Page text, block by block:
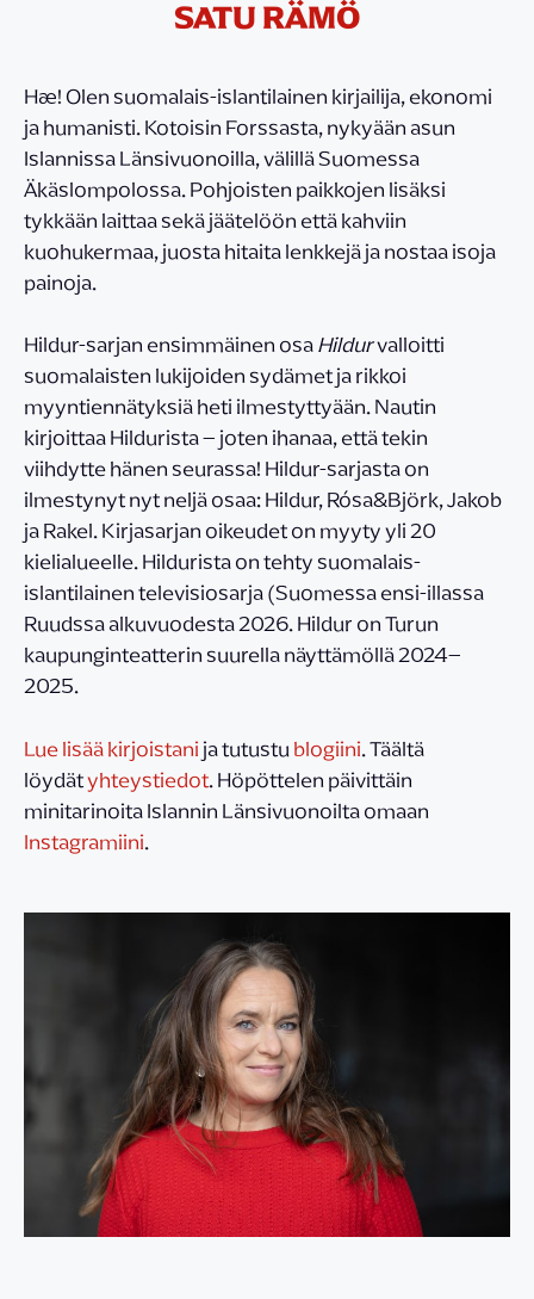
SATU RÄMÖ
Hæ! Olen suomalais-islantilainen kirjailija, ekonomi
ja humanisti. Kotoisin Forssasta, nykyään asun
Islannissa Länsivuonoilla, välillä Suomessa
Äkäslompolossa. Pohjoisten paikkojen lisäksi
tykkään laittaa sekä jäätelöön että kahviin
kuohukermaa, juosta hitaita lenkkejä ja nostaa isoja
painoja.
Hildur-sarjan ensimmäinen osaHildurvalloitti
suomalaisten lukijoiden sydämet ja rikkoi
myyntiennätyksiä heti ilmestyttyään. Nautin
kirjoittaa Hildurista – joten ihanaa, että tekin
viihdytte hänen seurassa! Hildur-sarjasta on
ilmestynyt nyt neljä osaa: Hildur, Rósa&Björk, Jakob
ja Rakel. Kirjasarjan oikeudet on myyty yli 20
kielialueelle. Hildurista on tehty suomalais-
islantilainen televisiosarja (Suomessa ensi-illassa
Ruudssa alkuvuodesta 2026. Hildur on Turun
kaupunginteatterin suurella näyttämöllä 2024–
2025.
Lue lisää kirjoistanija tutustublogiini. Täältä
löydätyhteystiedot. Höpöttelen päivittäin
minitarinoita Islannin Länsivuonoilta omaan
Instagramiini.